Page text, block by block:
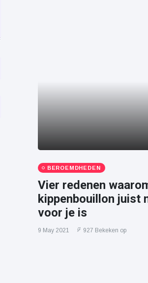
BEROEMDHEDEN
Vier redenen
kippenbouillon juist
voor je is
9 May 2021 927 Bekeken op